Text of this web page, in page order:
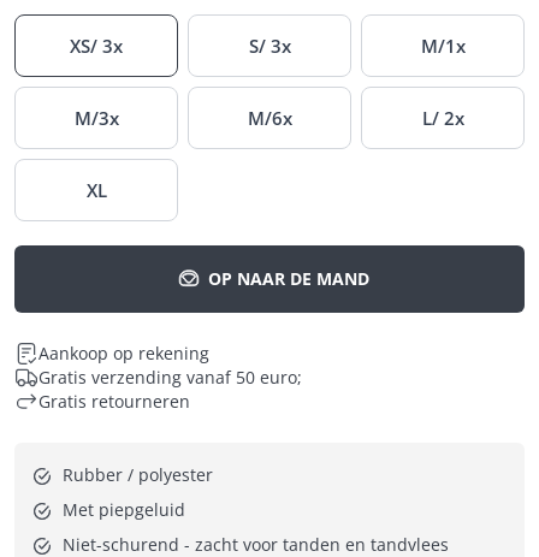
XS/ 3x S/ 3x M/1x
M/3x M/6x L/ 2x
XL
OP NAAR DE MAND
Aankoop op rekening
Gratis verzending vanaf 50 euro;
Gratis retourneren
Rubber / polyester
Met piepgeluid
Niet-schurend - zacht voor tanden en tandvlees